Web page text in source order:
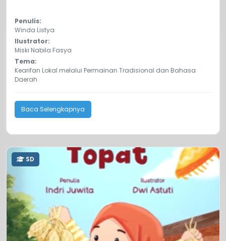
Penulis:
Winda Listya
Ilustrator:
Miski Nabila Fasya
Tema:
Kearifan Lokal melalui Permainan Tradisional dan Bahasa
Daerah
Baca Selengkapnya
SD